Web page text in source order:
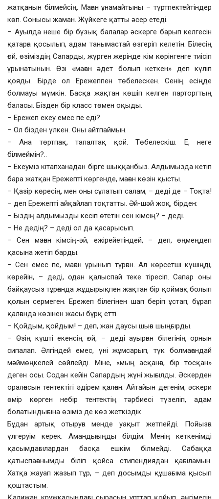
жатқанын білмейсің. Маған ұнамайтыны – түртпектейтіндер
көп. Сонысы жаман. Жүйкеге қатты әсер етеді.
– Ауылда неше бір бұзық балалар әскерге барып келгесін
қатарға қосылып, адам танымастай өзгеріп келетін. Білесің
ғой, өзіміздің Сапарды, жүрген жерінде кім көрінгенге тиісіп
ұрынатынын. Өзі «маған әдет болып кеткен» деп күліп
қояды. Бірде ол Ережеппен төбелескен. Сенің есіңде
болмауы мүмкін. Басқа жақтан көшіп келген парторгтың
баласы. Бізден бір класс төмен оқыды.
– Ережеп екеу емес пе еді?
– Ол бізден үлкен. Оны айтпаймын.
– Ана төртпақ, тапалтақ қой. Төбелескіш. Е, неге
білмеймін?..
– Екеуміз кітапханадан бірге шыққанбыз. Алдымызда кетіп
бара жатқан Ережепті көргенде, маған көзін қысты.
– Қазір көресің, мен оны сұлатып салам, – деді де – Тоқта!
– деп Ережепті айқайлап тоқтатты. Әй-шәй жоқ, бірден:
– Біздің алдымызды кесіп өтетін сен кімсің? – деді.
– Не дедің? – деді ол да қасарысып.
– Сен маған кімсің-әй, ежірейетіндей, – деп, өңмеңдеп
қасына жетіп барды.
– Сен емес пе, маған ұрынып тұрған. Ал көрсетші күшіңді,
көрейін, – деді, одан қалыспай теке тіресіп. Сапар оны
байқаусыз тұрғанда жұдырықпен жақтан бір қоймақ болып
қолын сермеген. Ережеп білегінен шап беріп ұстап, бұрап
қалғанда көзінен жасы бұрқ етті.
– Қойдым, қойдым! – деп, жан даусы шыға шыңғырды.
– Өзің күшті екенсің ғой, – деді ауырған білегінің орнын
сипалап. Әлгіндей емес, үні жұмсарып, түк болмағандай
мәймөңкелей сөйлейді. Міне, «мың асқанға, бір тосқан»
деген осы. Содан кейін Сапардың жүні жығылды. Әскерден
оралғасын тентектігі әдірем қалған. Айтайын дегенім, әскери
өмір көрген небір тентектің тәрбиесі түзеліп, адам
болатындығына өзіміз де көз жеткіздік.
Бұдан артық отыруға менде уақыт жетпейді. Пойызға
үлгеруім керек. Амандығыңды білдім. Менің кеткенімді
қасымдағылардан басқа ешкім білмейді. Сабаққа
қатыспағанымды біліп қойса стипендиядан қағыламын.
Хатқа жауап жазып тұр, – деп досымды құшағыма қысып
қоштастым.